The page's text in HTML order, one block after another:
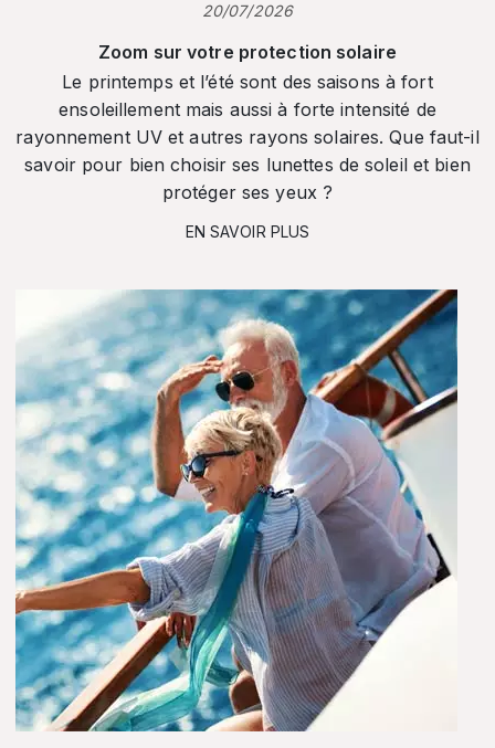
20/07/2026
Zoom sur votre protection solaire
Le printemps et l’été sont des saisons à fort
ensoleillement mais aussi à forte intensité de
rayonnement UV et autres rayons solaires. Que faut-il
savoir pour bien choisir ses lunettes de soleil et bien
protéger ses yeux ?
EN SAVOIR PLUS